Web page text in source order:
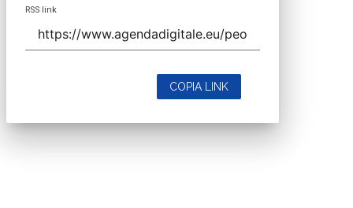
RSS link
COPIA LINK